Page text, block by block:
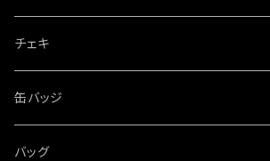
チェキ
缶バッジ
バッグ